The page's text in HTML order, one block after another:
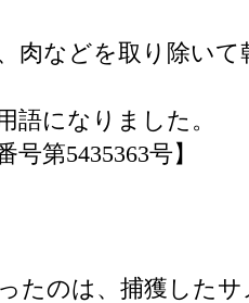
肉などを取り除い
語になりました。
第5435363号】
たのは、捕獲した